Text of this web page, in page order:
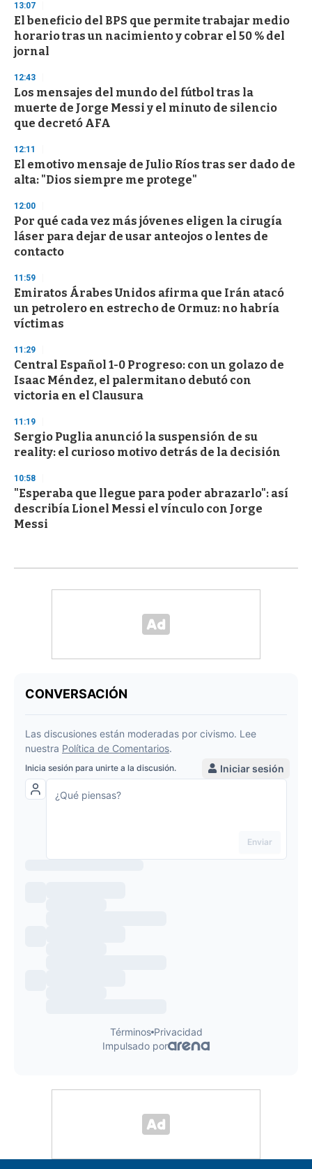
d
s
o
f
3
s
e
c
o
n
d
13:07
El beneficio del BPS que permite trabajar medio
horario tras un nacimiento y cobrar el 50 % del
jornal
12:43
Los mensajes del mundo del fútbol tras la
muerte de Jorge Messi y el minuto de silencio
que decretó AFA
12:11
El emotivo mensaje de Julio Ríos tras ser dado de
alta: "Dios siempre me protege"
12:00
Por qué cada vez más jóvenes eligen la cirugía
láser para dejar de usar anteojos o lentes de
contacto
11:59
Emiratos Árabes Unidos afirma que Irán atacó
un petrolero en estrecho de Ormuz: no habría
víctimas
11:29
Central Español 1-0 Progreso: con un golazo de
Isaac Méndez, el palermitano debutó con
victoria en el Clausura
11:19
Sergio Puglia anunció la suspensión de su
reality: el curioso motivo detrás de la decisión
10:58
"Esperaba que llegue para poder abrazarlo": así
describía Lionel Messi el vínculo con Jorge
Messi